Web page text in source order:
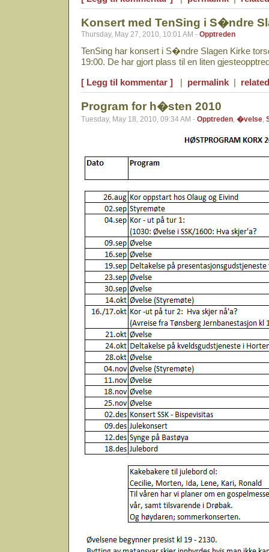
Konsert med TenSing i S�ndre
Thursday, May 27, 2010, 10:01 AM - Opptreden
TenSing har konsert i S�ndre Slagen Kirke
19:00. De har gjort plass til en liten
[ Legg til kommentar ] | permalink |
Program for h�sten 2010
Tuesday, May 18, 2010, 09:34 AM - Opptreden, �velse,